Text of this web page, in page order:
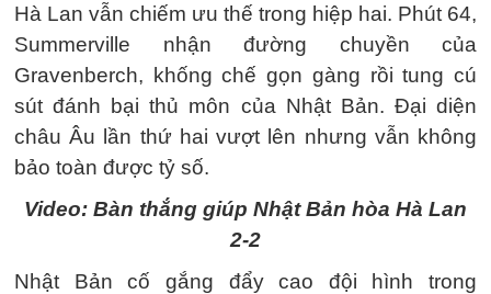
Hà Lan vẫn chiếm ưu thế trong hiệp hai. Phút 64,
Summerville nhận đường chuyền của
Gravenberch, khống chế gọn gàng rồi tung cú
sút đánh bại thủ môn của Nhật Bản. Đại diện
châu Âu lần thứ hai vượt lên nhưng vẫn không
bảo toàn được tỷ số.
Video: Bàn thắng giúp Nhật Bản hòa Hà Lan
2-2
Nhật Bản cố gắng đẩy cao đội hình trong